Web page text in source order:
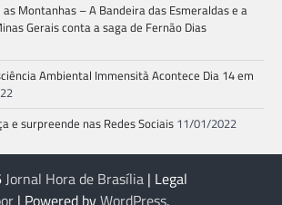
Montanhas – A Bandeira das Esmeraldas e a
Gerais conta a saga de Fernão Dias
Ambiental Immensità Acontece Dia 14 em
e surpreende nas Redes Sociais 11/01/2022
Jornal Hora de Brasília | Legal